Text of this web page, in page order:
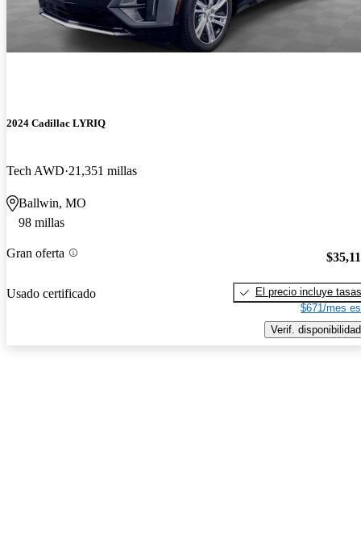
2024 Cadillac LYRIQ
Tech AWD 21,351 millas
Ballwin, MO
98 millas
Gran oferta
Usado certificado
El precio incluye tasas
$671/mes
Verif. disponibilidad